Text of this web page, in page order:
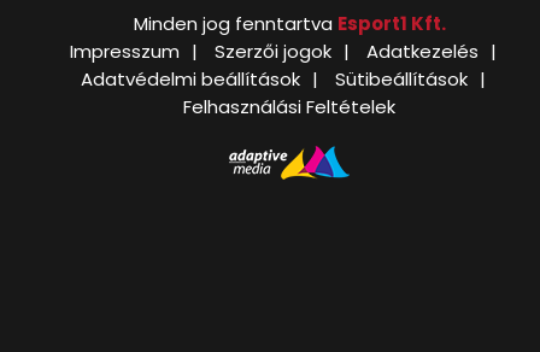
Minden jog fenntartva Esport1 Kft.
Impresszum
Szerzői jogok
Adatkezelés
Adatvédelmi beállítások
Sütibeállítások
Felhasználási Feltételek